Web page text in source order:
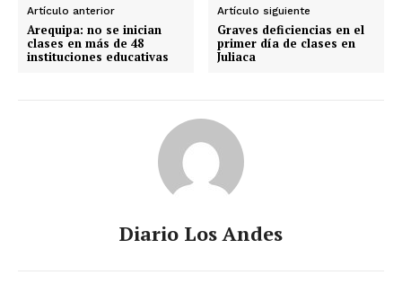
Artículo anterior
Arequipa: no se inician
clases en más de 48
instituciones educativas
Artículo siguiente
Graves deficiencias en el
primer día de clases en
Juliaca
Diario Los Andes